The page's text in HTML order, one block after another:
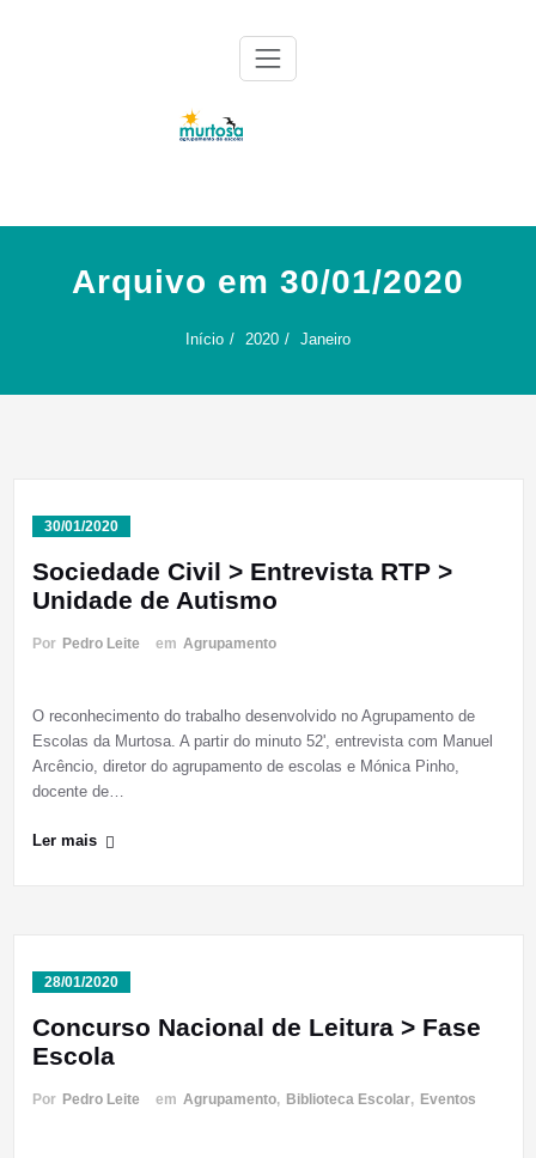
Arquivo em 30/01/2020
Início 2020 Janeiro
30/01/2020
Sociedade Civil > Entrevista RTP >
Unidade de Autismo
Por Pedro Leite em Agrupamento
O reconhecimento do trabalho desenvolvido no Agrupamento de
Escolas da Murtosa. A partir do minuto 52', entrevista com Manuel
Arcêncio, diretor do agrupamento de escolas e Mónica Pinho,
docente de…
Ler mais
28/01/2020
Concurso Nacional de Leitura > Fase
Escola
Por Pedro Leite em Agrupamento, Biblioteca Escolar, Eventos